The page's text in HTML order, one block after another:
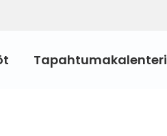
Tapahtumakalenteri